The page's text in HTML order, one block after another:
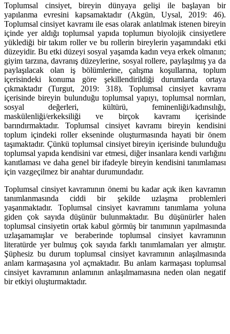
Toplumsal cinsiyet, bireyin dünyaya gelişi ile başlayan bir
yapılanma evresini kapsamaktadır (Akgün, Uysal, 2019: 46).
Toplumsal cinsiyet kavramı ile esas olarak anlatılmak istenen bireyin
içinde yer aldığı toplumsal yapıda toplumun biyolojik cinsiyetlere
yüklediği bir takım roller ve bu rollerin bireylerin yaşamındaki etki
düzeyidir. Bu etki düzeyi sosyal yaşamda kadın veya erkek olmanın;
giyim tarzına, davranış düzeylerine, sosyal rollere, paylaşılmış ya da
paylaşılacak olan iş bölümlerine, çalışma koşullarına, toplum
içerisindeki konuma göre şekillendirildiği durumlarda ortaya
çıkmaktadır (Turgut, 2019: 318). Toplumsal cinsiyet kavramı
içerisinde bireyin bulunduğu toplumsal yapıyı, toplumsal normları,
sosyal değerleri, kültürü, feminenliği/kadınsılığı,
maskülenliği/erkeksiliği ve birçok kavramı içerisinde
barındırmaktadır. Toplumsal cinsiyet kavramı bireyin kendisini
toplum içindeki roller ekseninde oluşturmasında hayati bir önem
taşımaktadır. Çünkü toplumsal cinsiyet bireyin içerisinde bulunduğu
toplumsal yapıda kendisini var etmesi, diğer insanlara kendi varlığını
kanıtlaması ve daha genel bir ifadeyle bireyin kendisini tanımlaması
için vazgeçilmez bir anahtar durumundadır.
Toplumsal cinsiyet kavramının önemi bu kadar açık iken kavramın
tanımlanmasında ciddi bir şekilde uzlaşma problemleri
yaşanmaktadır. Toplumsal cinsiyet kavramını tanımlama yoluna
giden çok sayıda düşünür bulunmaktadır. Bu düşünürler halen
toplumsal cinsiyetin ortak kabul görmüş bir tanımının yapılmasında
uzlaşamamışlar ve beraberinde toplumsal cinsiyet kavramının
literatürde yer bulmuş çok sayıda farklı tanımlamaları yer almıştır.
Şüphesiz bu durum toplumsal cinsiyet kavramının anlaşılmasında
anlam karmaşasına yol açmaktadır. Bu anlam karmaşası toplumsal
cinsiyet kavramının anlamının anlaşılmamasına neden olan negatif
bir etkiyi oluşturmaktadır.